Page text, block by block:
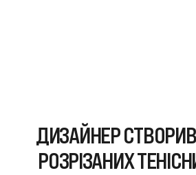
ДИЗАЙНЕР
РОЗРІЗАНИХ